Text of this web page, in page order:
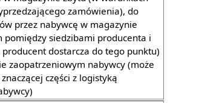
zamówienia), do
przez nabywcę w magazynie
pomiędzy siedzibami producenta i
dostarcza do tego punktu)
zaopatrzeniowym nabywcy (może
części z logistyką